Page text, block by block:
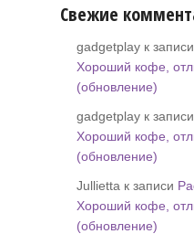
Свежие
gadgetplay к записи
Хороший кофе,
(обновление)
gadgetplay к записи
Хороший кофе,
(обновление)
Jullietta к записи
Хороший кофе,
(обновление)